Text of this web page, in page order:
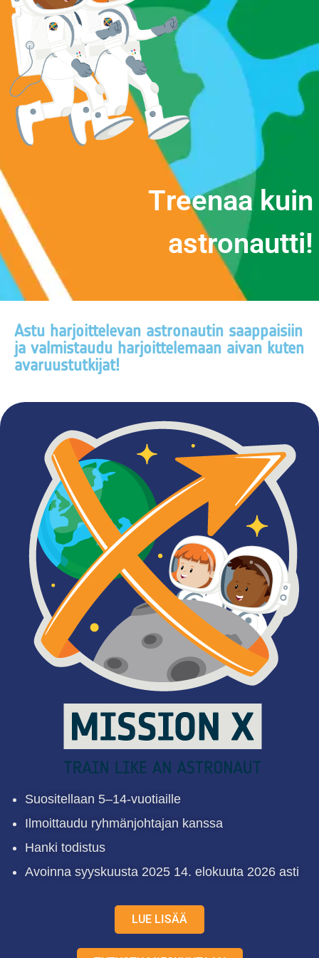
Treenaa kuin
astronautti!
Astu harjoittelevan astronautin saappaisiin
ja valmistaudu harjoittelemaan aivan kuten
avaruustutkijat!
Suositellaan 5–14-vuotiaille
Ilmoittaudu ryhmänjohtajan kanssa
Hanki todistus
Avoinna syyskuusta 2025 14. elokuuta 2026 asti
LUE LISÄÄ